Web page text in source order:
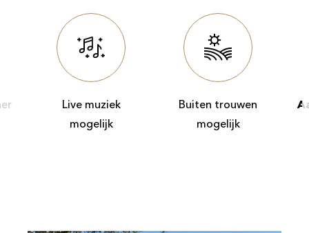
Live muziek
mogelijk
Buiten trouwen
mogelijk